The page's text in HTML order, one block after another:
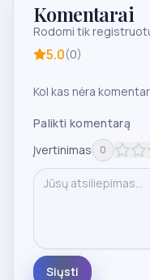
Komentarai
Rodomi tik
5.0(0)
Kol kas nėra
Palikti komentarą
Įvertinimas
0
Siųsti